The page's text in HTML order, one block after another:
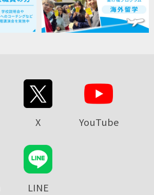
X YouTube
LINE